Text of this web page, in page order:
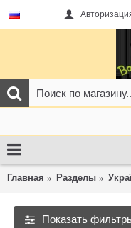
Главная Разделы
Показать